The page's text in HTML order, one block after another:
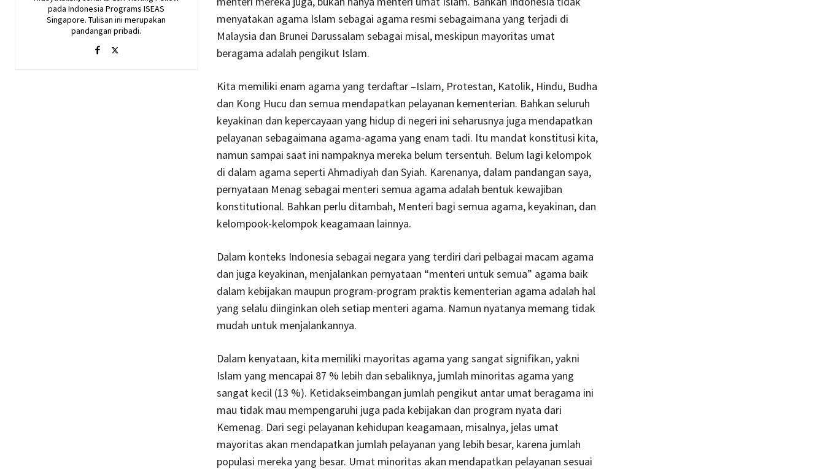
pada Indonesia Programs ISEAS
Singapore. Tulisan ini merupakan
pandangan pribadi.
menyatakan agama Islam sebagai agama resmi sebagaimana yang terjadi di
Malaysia dan Brunei Darussalam sebagai misal, meskipun mayoritas umat
beragama adalah pengikut Islam.
Kita memiliki enam agama yang terdaftar –Islam, Protestan, Katolik, Hindu, Budha
dan Kong Hucu dan semua mendapatkan pelayanan kementerian. Bahkan seluruh
keyakinan dan kepercayaan yang hidup di negeri ini seharusnya juga mendapatkan
pelayanan sebagaimana agama-agama yang enam tadi. Itu mandat konstitusi kita,
namun sampai saat ini nampaknya mereka belum tersentuh. Belum lagi kelompok
di dalam agama seperti Ahmadiyah dan Syiah. Karenanya, dalam pandangan saya,
pernyataan Menag sebagai menteri semua agama adalah bentuk kewajiban
konstitutional. Bahkan perlu ditambah, Menteri bagi semua agama, keyakinan, dan
kelompook-kelompok keagamaan lainnya.
Dalam konteks Indonesia sebagai negara yang terdiri dari pelbagai macam agama
dan juga keyakinan, menjalankan pernyataan “menteri untuk semua” agama baik
dalam kebijakan maupun program-program praktis kementerian agama adalah hal
yang selalu diinginkan oleh setiap menteri agama. Namun nyatanya memang tidak
mudah untuk menjalankannya.
Dalam kenyataan, kita memiliki mayoritas agama yang sangat signifikan, yakni
Islam yang mencapai 87 % lebih dan sebaliknya, jumlah minoritas agama yang
sangat kecil (13 %). Ketidakseimbangan jumlah pengikut antar umat beragama ini
mau tidak mau mempengaruhi juga pada kebijakan dan program nyata dari
Kemenag. Dari segi pelayanan kehidupan keagamaan, misalnya, jelas umat
mayoritas akan mendapatkan jumlah pelayanan yang lebih besar, karena jumlah
populasi mereka yang besar. Umat minoritas akan mendapatkan pelayanan sesuai